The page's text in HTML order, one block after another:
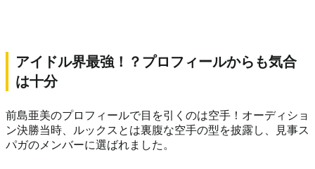
アイドル界最強！？プロフィールからも気合
は十分
前島亜美のプロフィールで目を引くのは空手！オーディショ
ン決勝当時、ルックスとは裏腹な空手の型を披露し、見事ス
パガのメンバーに選ばれました。